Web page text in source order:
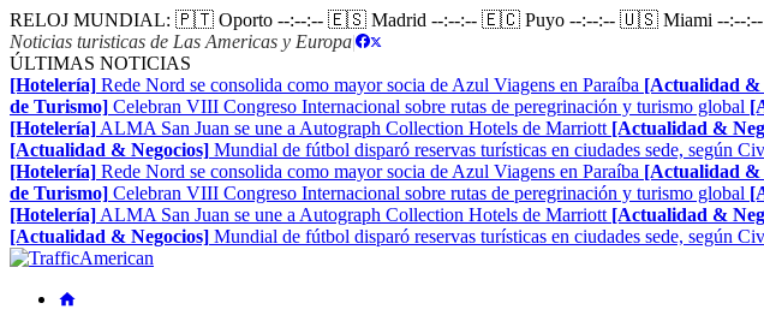
RELOJ MUNDIAL: 🇵🇹 Oporto --:--:-- 🇪🇸 Madrid --:--:-- 🇪🇨 Puyo --:--:-- 🇺🇸 Miami --:--:--
Noticias turisticas de Las Americas y Europa|
ÚLTIMAS NOTICIAS
[Hotelería] Rede Nord se consolida como mayor socia de Azul Viagens en Paraíba [Actualidad &
de Turismo] Celebran VIII Congreso Internacional sobre rutas de peregrinación y turismo global
[Hotelería] ALMA San Juan se une a Autograph Collection Hotels de Marriott [Actualidad &
[Actualidad & Negocios] Mundial de fútbol disparó reservas turísticas en ciudades sede, según
[Hotelería] Rede Nord se consolida como mayor socia de Azul Viagens en Paraíba [Actualidad &
de Turismo] Celebran VIII Congreso Internacional sobre rutas de peregrinación y turismo global
[Hotelería] ALMA San Juan se une a Autograph Collection Hotels de Marriott [Actualidad &
[Actualidad & Negocios] Mundial de fútbol disparó reservas turísticas en ciudades sede, según